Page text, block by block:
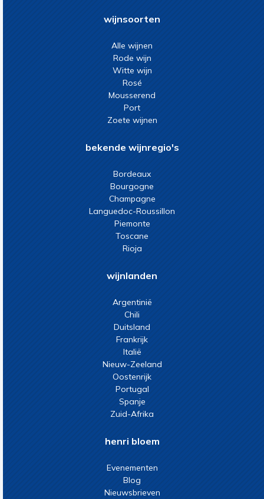
wijnsoorten
Alle wijnen
Rode wijn
Witte wijn
Rosé
Mousserend
Port
Zoete wijnen
bekende wijnregio's
Bordeaux
Bourgogne
Champagne
Languedoc-Roussillon
Piemonte
Toscane
Rioja
wijnlanden
Argentinië
Chili
Duitsland
Frankrijk
Italië
Nieuw-Zeeland
Oostenrijk
Portugal
Spanje
Zuid-Afrika
henri bloem
Evenementen
Blog
Nieuwsbrieven